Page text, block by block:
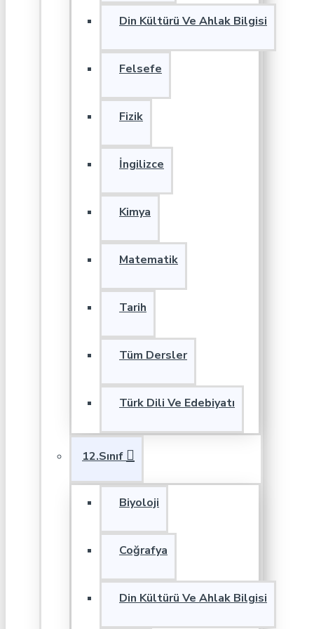
Din Kültürü Ve Ahlak Bilgisi
Felsefe
Fizik
İngilizce
Kimya
Matematik
Tarih
Tüm Dersler
Türk Dili Ve Edebiyatı
12.Sınıf
Biyoloji
Coğrafya
Din Kültürü Ve Ahlak Bilgisi